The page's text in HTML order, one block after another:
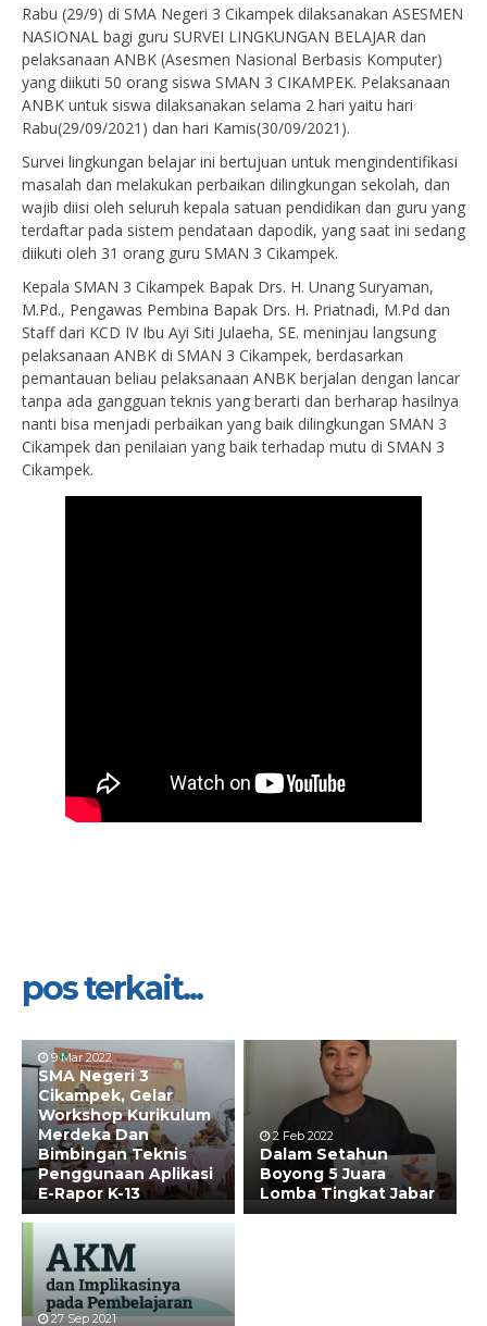
Rabu (29/9) di SMA Negeri 3 Cikampek dilaksanakan ASESMEN
NASIONAL bagi guru SURVEI LINGKUNGAN BELAJAR dan
pelaksanaan ANBK (Asesmen Nasional Berbasis Komputer)
yang diikuti 50 orang siswa SMAN 3 CIKAMPEK. Pelaksanaan
ANBK untuk siswa dilaksanakan selama 2 hari yaitu hari
Rabu(29/09/2021) dan hari Kamis(30/09/2021).
Survei lingkungan belajar ini bertujuan untuk mengindentifikasi
masalah dan melakukan perbaikan dilingkungan sekolah, dan
wajib diisi oleh seluruh kepala satuan pendidikan dan guru yang
terdaftar pada sistem pendataan dapodik, yang saat ini sedang
diikuti oleh 31 orang guru SMAN 3 Cikampek.
Kepala SMAN 3 Cikampek Bapak Drs. H. Unang Suryaman,
M.Pd., Pengawas Pembina Bapak Drs. H. Priatnadi, M.Pd dan
Staff dari KCD IV Ibu Ayi Siti Julaeha, SE. meninjau langsung
pelaksanaan ANBK di SMAN 3 Cikampek, berdasarkan
pemantauan beliau pelaksanaan ANBK berjalan dengan lancar
tanpa ada gangguan teknis yang berarti dan berharap hasilnya
nanti bisa menjadi perbaikan yang baik dilingkungan SMAN 3
Cikampek dan penilaian yang baik terhadap mutu di SMAN 3
Cikampek.
pos terkait...
9 Mar 2022
SMA Negeri 3
Cikampek, Gelar
Workshop Kurikulum
Merdeka Dan
Bimbingan Teknis
Penggunaan Aplikasi
E-Rapor K-13
2 Feb 2022
Dalam Setahun
Boyong 5 Juara
Lomba Tingkat Jabar
27 Sep 2021